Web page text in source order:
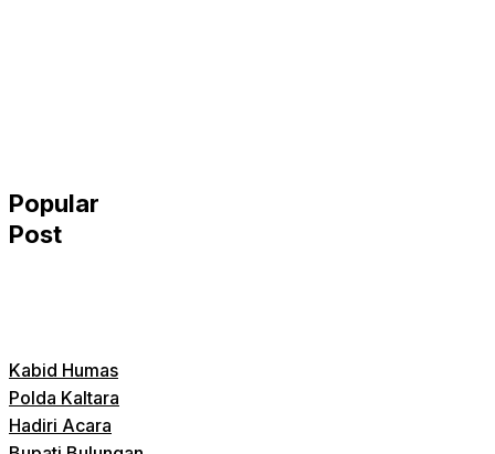
Popular
Post
Kabid Humas
Polda Kaltara
Hadiri Acara